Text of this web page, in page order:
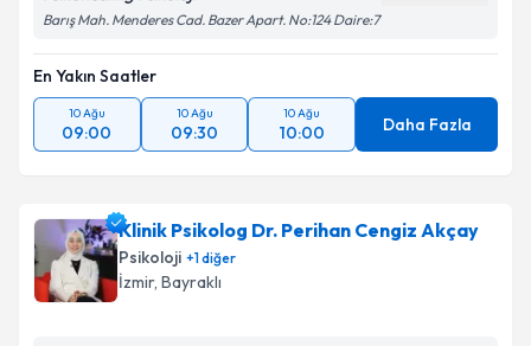
Barış Mah. Menderes Cad. Bazer Apart. No:124 Daire:7
En Yakın Saatler
10 Ağu
09:00
10 Ağu
09:30
10 Ağu
10:00 Daha Fazla
Klinik Psikolog Dr. Perihan Cengiz Akçay
Psikoloji +1diğer
İzmir, Bayraklı